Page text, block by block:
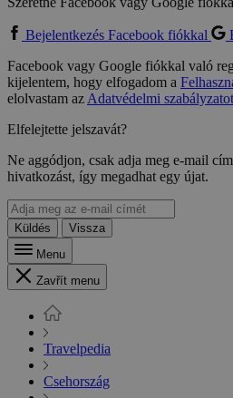
Bejelentkezés Facebook fiókkal
Facebook vagy Google fiókkal való
kijelentem, hogy elfogadom a
elolvastam azAdatvédelmi
Elfelejtette jelszavát?
Ne aggódjon, csak adja meg e-mail
hivatkozást, így megadhat egy újat.
Küldés
Vissza
Menu
Zavřít menu
Travelpedia
Csehország